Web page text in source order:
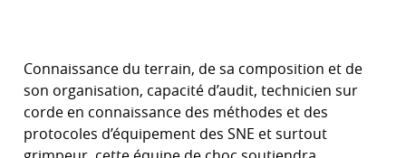
Connaissance du terrain, de sa composition et de
son organisation, capacité d’audit, technicien sur
corde en connaissance des méthodes et des
protocoles d’équipement des SNE et surtout